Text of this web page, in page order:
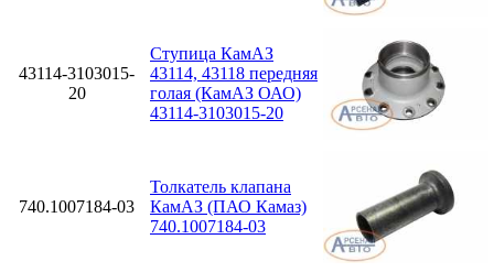
43114-3103015-
20
Ступица КамАЗ
43114, 43118 передняя
голая (КамАЗ ОАО)
43114-3103015-20
740.1007184-03
Толкатель клапана
КамАЗ (ПАО Камаз)
740.1007184-03